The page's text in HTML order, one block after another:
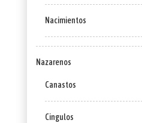
Nacimientos
Nazarenos
Canastos
Cingulos